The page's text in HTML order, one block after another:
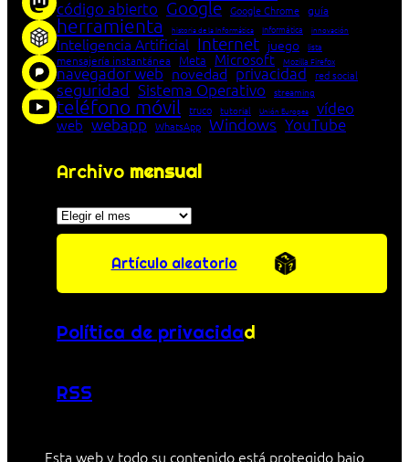
código abierto Google Google Chrome guía
herramienta historia de la Informática Informática innovación
Inteligencia Artificial Internet juego lista
mensajería instantánea Meta Microsoft Mozilla Firefox
navegador web novedad privacidad red social
seguridad Sistema Operativo streaming
teléfono móvil truco tutorial Unión Europea vídeo
web webapp WhatsApp Windows YouTube
Archivo mensual
Archivos
Artículo aleatorio
Política de privacidad
RSS
Esta web y todo su contenido está protegido bajo